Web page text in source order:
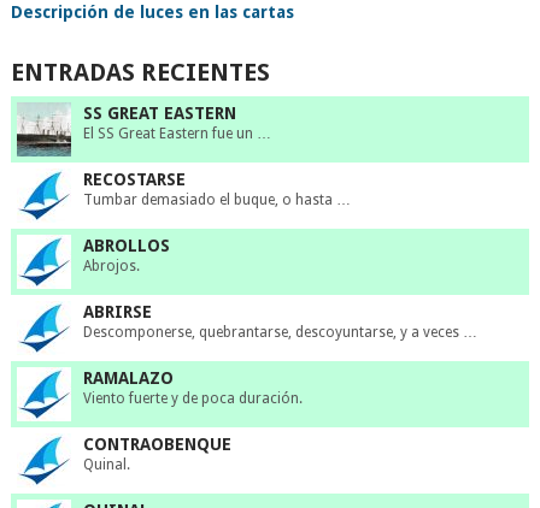
Descripción de luces en las cartas
ENTRADAS RECIENTES
SS GREAT EASTERN
El SS Great Eastern fue un …
RECOSTARSE
Tumbar demasiado el buque, o hasta …
ABROLLOS
Abrojos.
ABRIRSE
Descomponerse, quebrantarse, descoyuntarse, y a veces …
RAMALAZO
Viento fuerte y de poca duración.
CONTRAOBENQUE
Quinal.